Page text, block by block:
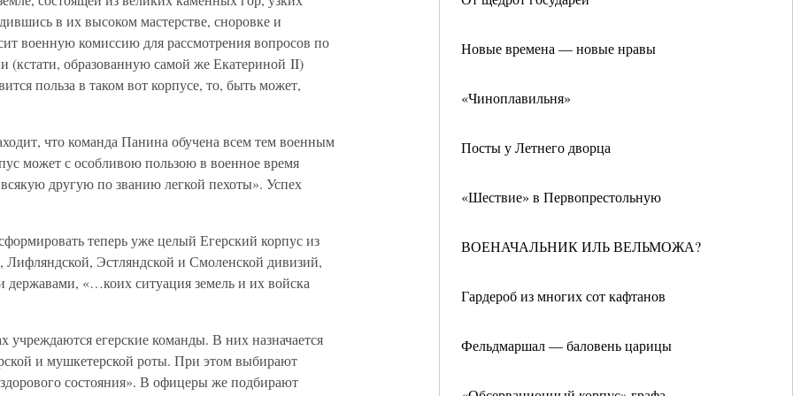
Новые времена — новые нравы
«Чиноплавильня»
Посты у Летнего дворца
«Шествие» в Первопрестольную
ВОЕНАЧАЛЬНИК ИЛЬ ВЕЛЬМОЖА?
Гардероб из многих сот кафтанов
Фельдмаршал — баловень царицы
в их высоком мастерстве, сноровке и
военную комиссию для рассмотрения вопросов по
(кстати, образованную самой же Екатериной II)
польза в таком вот корпусе, то, быть может,
что команда Панина обучена всем тем военным
может с особливою пользою в военное время
другую по званию легкой пехоты». Успех
теперь уже целый Егерский корпус из
Эстляндской и Смоленской дивизий,
«…коих ситуация земель и их войска
егерские команды. В них назначается
и мушкетерской роты. При этом выбирают
состояния». В офицеры же подбирают